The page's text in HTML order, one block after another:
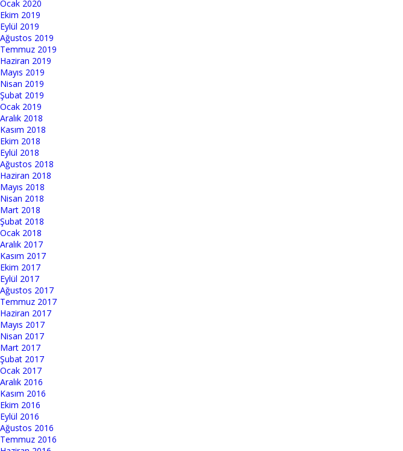
Ocak 2020
Ekim 2019
Eylül 2019
Ağustos 2019
Temmuz 2019
Haziran 2019
Mayıs 2019
Nisan 2019
Şubat 2019
Ocak 2019
Aralık 2018
Kasım 2018
Ekim 2018
Eylül 2018
Ağustos 2018
Haziran 2018
Mayıs 2018
Nisan 2018
Mart 2018
Şubat 2018
Ocak 2018
Aralık 2017
Kasım 2017
Ekim 2017
Eylül 2017
Ağustos 2017
Temmuz 2017
Haziran 2017
Mayıs 2017
Nisan 2017
Mart 2017
Şubat 2017
Ocak 2017
Aralık 2016
Kasım 2016
Ekim 2016
Eylül 2016
Ağustos 2016
Temmuz 2016